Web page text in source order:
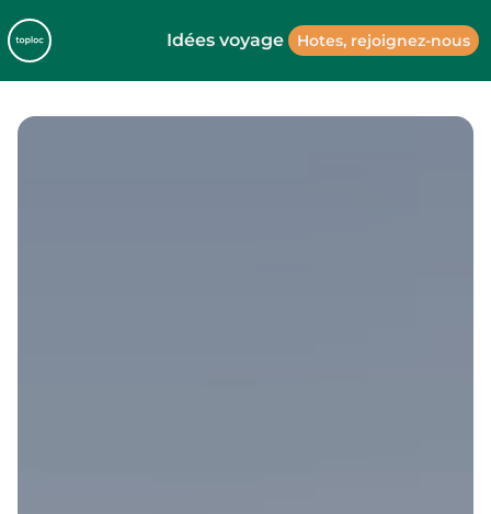
Idées voyage Hotes, rejoignez-nous